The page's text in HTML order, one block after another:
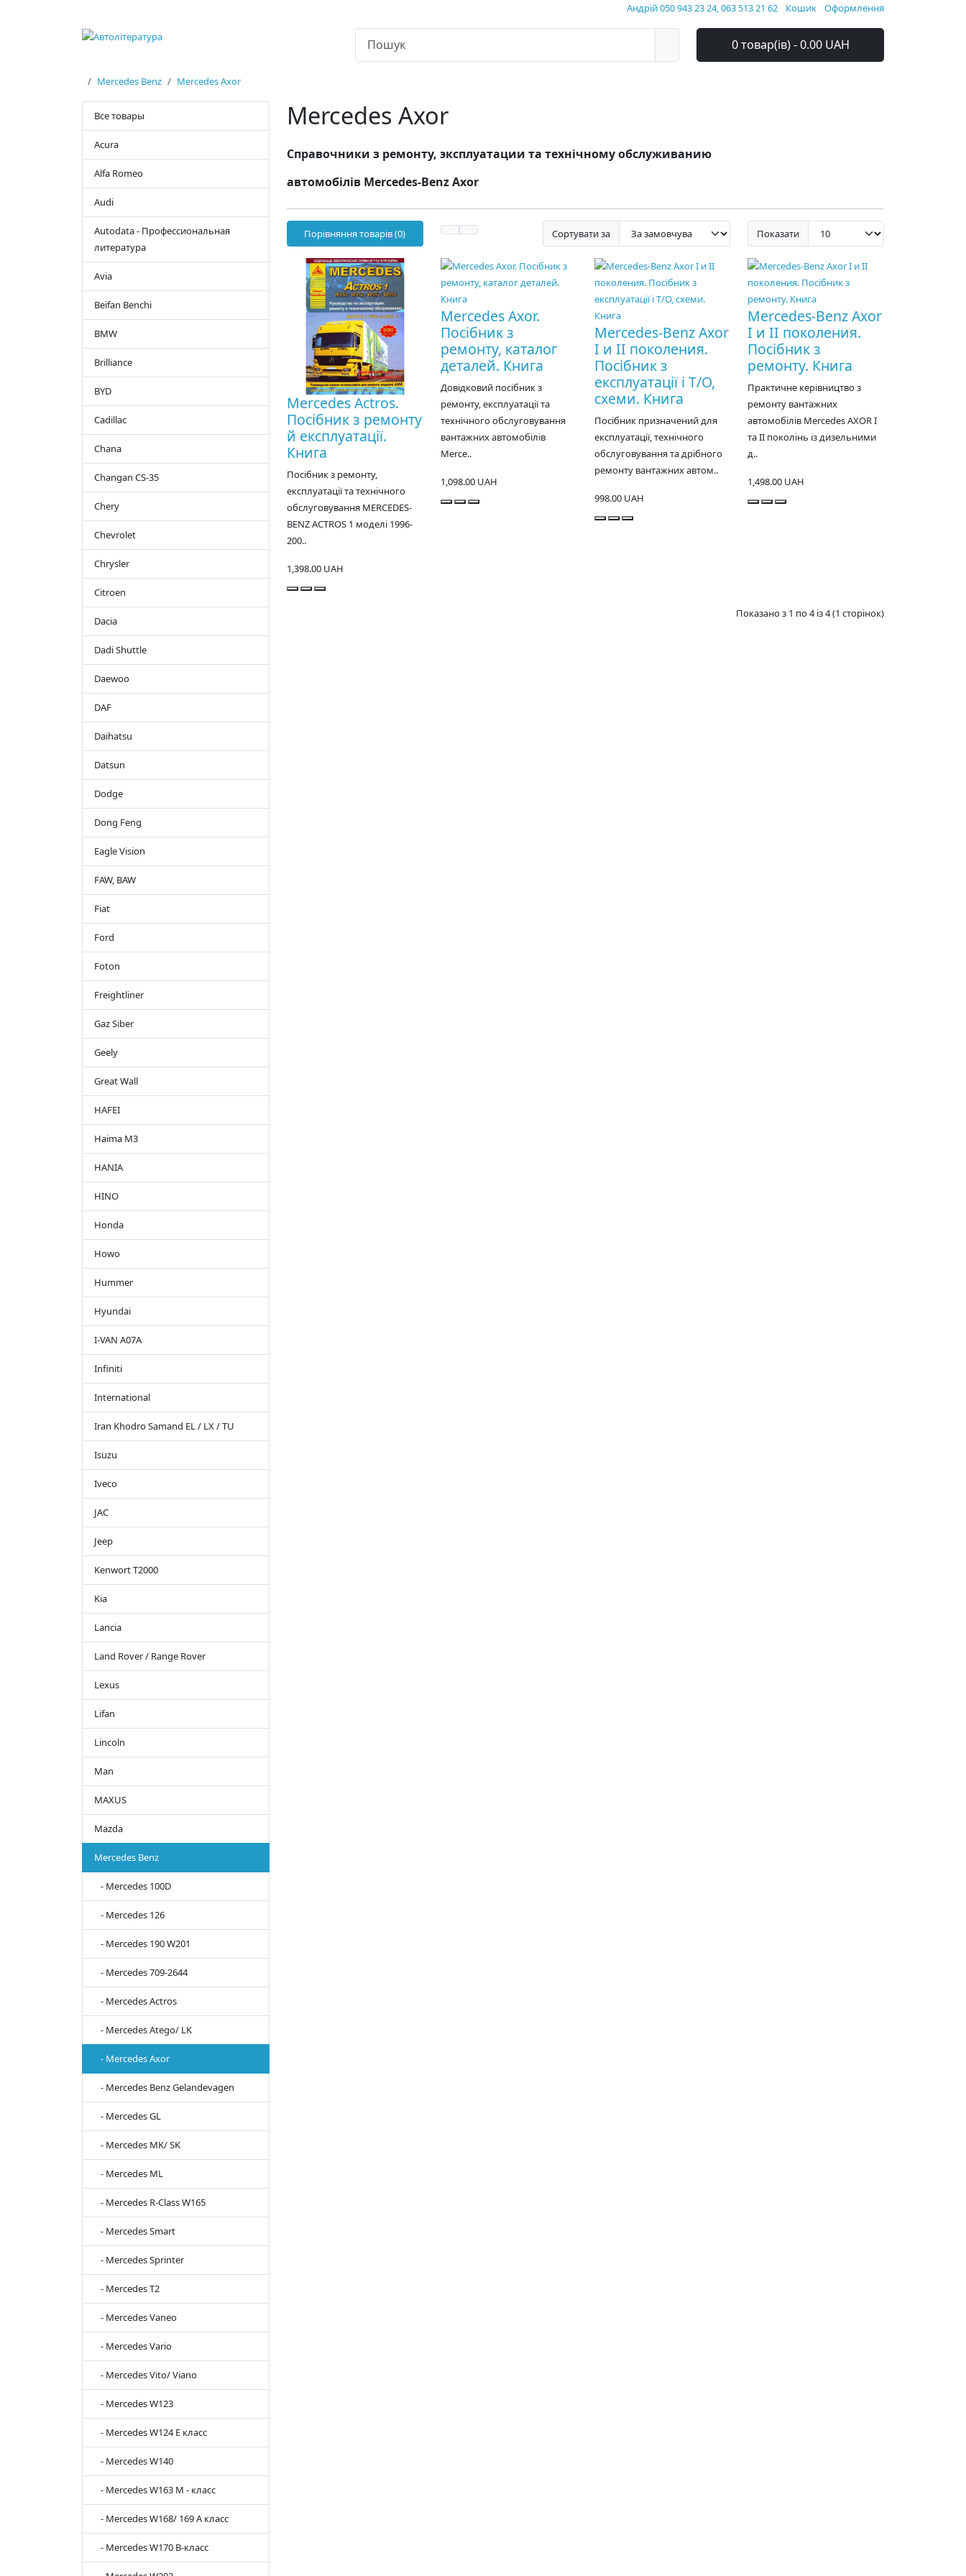
Андрій 050 943 23 24, 063 513 21 62 Кошик Оформлення
0 товар(ів) - 0.00 UAH
Mercedes Benz Mercedes Axor
Все товары
Acura
Alfa Romeo
Audi
Autodata - Профессиональная
литература
Avia
Beifan Benchi
BMW
Brilliance
BYD
Cadillac
Chana
Changan CS-35
Chery
Chevrolet
Chrysler
Citroen
Dacia
Dadi Shuttle
Daewoo
DAF
Daihatsu
Datsun
Dodge
Dong Feng
Eagle Vision
FAW, BAW
Fiat
Ford
Foton
Freightliner
Gaz Siber
Geely
Great Wall
HAFEI
Haima M3
HANIA
HINO
Honda
Howo
Hummer
Hyundai
I-VAN A07A
Infiniti
International
Iran Khodro Samand EL / LX / TU
Isuzu
Iveco
JAC
Jeep
Kenwort T2000
Kia
Lancia
Land Rover / Range Rover
Lexus
Lifan
Lincoln
Man
MAXUS
Mazda
Mercedes Benz
- Mercedes 100D
- Mercedes 126
- Mercedes 190 W201
- Mercedes 709-2644
- Mercedes Actros
- Mercedes Atego/ LK
- Mercedes Axor
- Mercedes Benz Gelandevagen
- Mercedes GL
- Mercedes MK/ SK
- Mercedes ML
- Mercedes R-Class W165
- Mercedes Smart
- Mercedes Sprinter
- Mercedes T2
- Mercedes Vaneo
- Mercedes Vario
- Mercedes Vito/ Viano
- Mercedes W123
- Mercedes W124 E класс
- Mercedes W140
- Mercedes W163 M - класс
- Mercedes W168/ 169 A класс
- Mercedes W170 B-класс
Mercedes Axor
Справочники з ремонту, эксплуатации та технічному обслуживанию
автомобілів Mercedes-Benz Axor
Порівняння товарів (0) Сортувати за Показати
Mercedes Actros.
Посібник з ремонту
й експлуатації.
Книга
Посібник з ремонту,
експлуатації та технічного
обслуговування MERCEDES-
BENZ ACTROS 1 моделі 1996-
200..
1,398.00 UAH
Mercedes Axor.
Посібник з
ремонту, каталог
деталей. Книга
Довідковий посібник з
ремонту, експлуатації та
технічного обслуговування
вантажних автомобілів
Merce..
1,098.00 UAH
Mercedes-Benz Axor
I и II поколения.
Посібник з
експлуатації і Т/О,
схеми. Книга
Посібник призначений для
експлуатації, технічного
обслуговування та дрібного
ремонту вантажних автом..
998.00 UAH
Mercedes-Benz Axor
I и II поколения.
Посібник з
ремонту. Книга
Практичне керівництво з
ремонту вантажних
автомобілів Mercedes AXOR I
та II поколінь із дизельними
д..
1,498.00 UAH
Показано з 1 по 4 із 4 (1 сторінок)